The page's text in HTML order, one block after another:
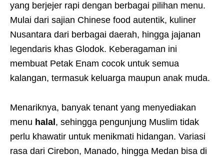
yang berjejer rapi dengan berbagai pilihan menu.
Mulai dari sajian Chinese food autentik, kuliner
Nusantara dari berbagai daerah, hingga jajanan
legendaris khas Glodok. Keberagaman ini
membuat Petak Enam cocok untuk semua
kalangan, termasuk keluarga maupun anak muda.
Menariknya, banyak tenant yang menyediakan
menu halal , sehingga pengunjung Muslim tidak
perlu khawatir untuk menikmati hidangan. Variasi
rasa dari Cirebon, Manado, hingga Medan bisa di